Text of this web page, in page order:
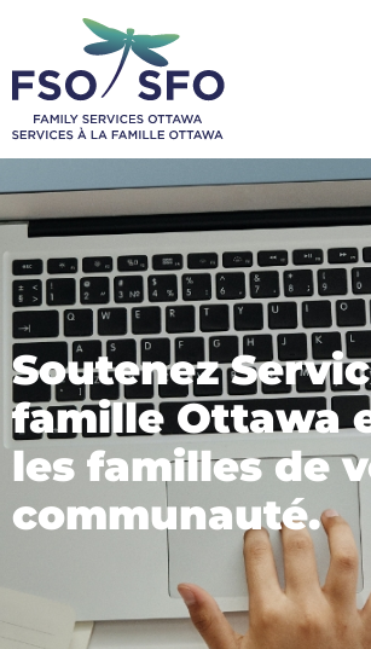
Soutenez
famille Ottawa
les familles de
communauté.